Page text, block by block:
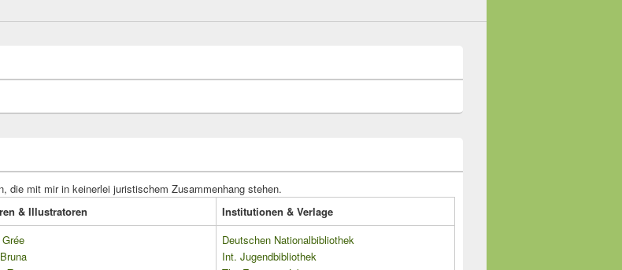
die mit mir in keinerlei juristischem Zusammenhang stehen.
& Illustratoren
Institutionen & Verlage
Deutschen Nationalbibliothek
Int. Jugendbibliothek